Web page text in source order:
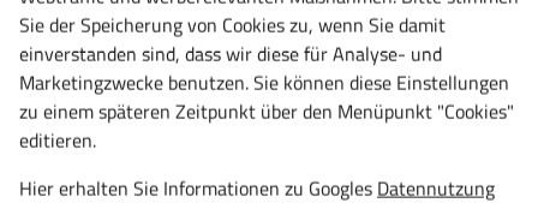
1000 mm
Gesamthöhe:
1000 mm
Gesamttiefe:
500 mm
Schließsystem:
Sie der Speicherung von Cookies zu, wenn Sie damit
einverstanden sind, dass wir diese für Analyse- und
Marketingzwecke benutzen. Sie können diese Einstellungen
zu einem späteren Zeitpunkt über den Menüpunkt "Cookies"
editieren.
Hier erhalten Sie Informationen zu Googles Datennutzung